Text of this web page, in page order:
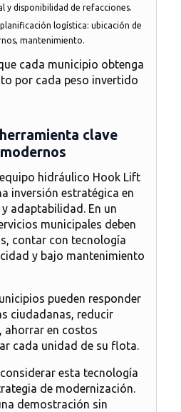
y disponibilidad de refacciones.
logística: ubicación de
mantenimiento.
cada municipio obtenga
por cada peso invertido
clave
equipo hidráulico Hook Lift
inversión estratégica en
adaptabilidad
. En un
municipales deben
contar con tecnología
y bajo mantenimiento
pueden responder
ciudadanas, reducir
ahorrar en costos
cada unidad de su flota.
esta tecnología
de modernización.
demostración sin